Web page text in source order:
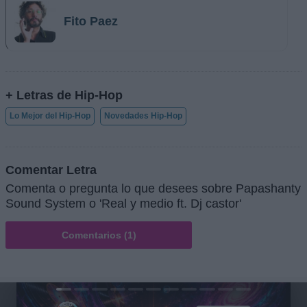
Fito Paez
+ Letras de Hip-Hop
Lo Mejor del Hip-Hop Novedades Hip-Hop
Comentar Letra
Comenta o pregunta lo que desees sobre Papashanty
Sound System o 'Real y medio ft. Dj castor'
Comentarios (1)